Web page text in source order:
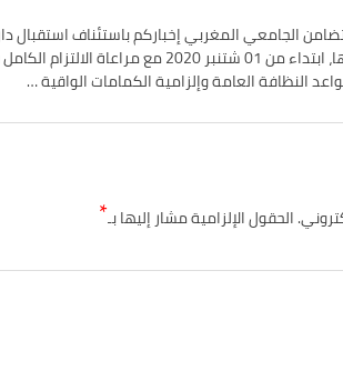
الجامعي المغربي إخباركم باستئناف استقبال
في الاستفادة من خدماتها، ابتداء من 01
النظافة العامة وإلزامية الكمامات الواقية …
الحقول الإلزامية مشار إليها بـ*